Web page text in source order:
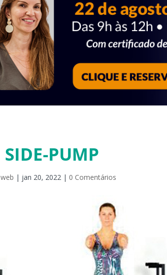
SIDE-PUMP
web | jan 20, 2022| 0 Comentários